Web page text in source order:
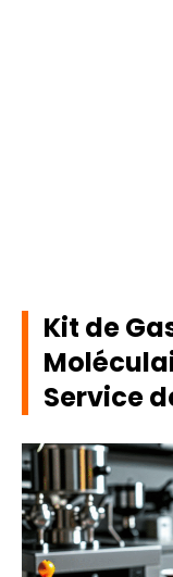
Kit de
Service